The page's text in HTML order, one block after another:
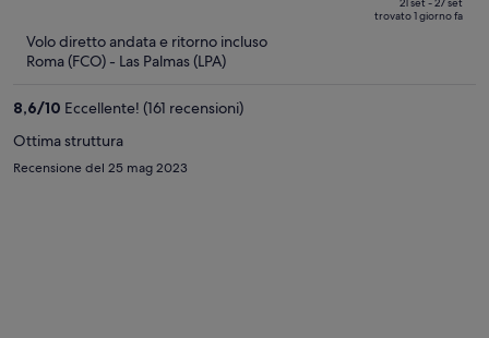
ora
trovato 1 giorno fa
Volo diretto andata e ritorno incluso
Roma (FCO) - Las Palmas (LPA)
8,6/10 Eccellente! (161 recensioni)
Ottima struttura
Recensione del 25 mag 2023